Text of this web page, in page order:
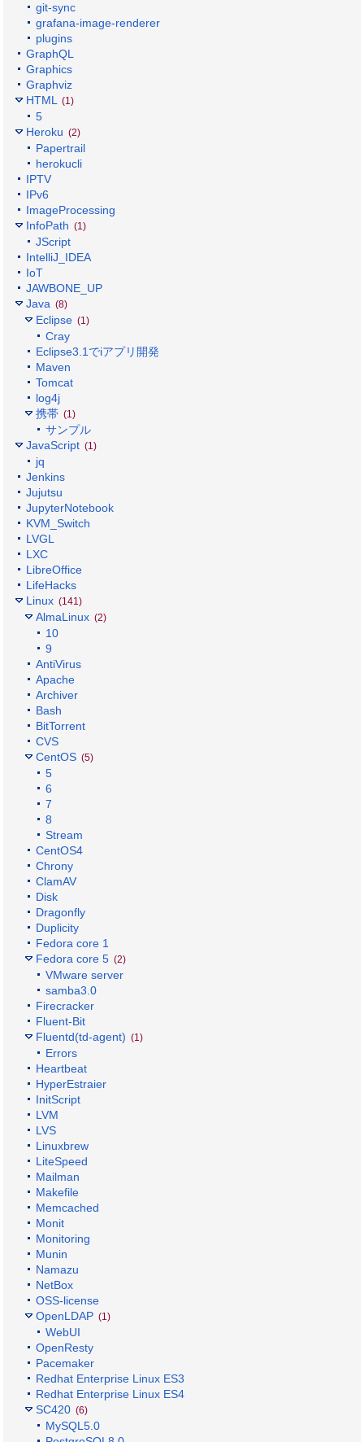
git-sync
grafana-image-renderer
plugins
GraphQL
Graphics
Graphviz
HTML
(1)
5
Heroku (2)
Papertrail
herokucli
IPTV
IPv6
ImageProcessing
InfoPath (1)
JScript
IntelliJ_IDEA
IoT
JAWBONE_UP
Java (8)
Eclipse (1)
Cray
Eclipse3.1でiアプリ開発
Maven
Tomcat
log4j
携帯 (1)
サンプル
JavaScript (1)
jq
Jenkins
Jujutsu
JupyterNotebook
KVM_Switch
LVGL
LXC
LibreOffice
LifeHacks
Linux (141)
AlmaLinux (2)
10
9
AntiVirus
Apache
Archiver
Bash
BitTorrent
CVS
CentOS (5)
5
6
7
8
Stream
CentOS4
Chrony
ClamAV
Disk
Dragonfly
Duplicity
Fedora core 1
Fedora core 5 (2)
VMware server
samba3.0
Firecracker
Fluent-Bit
Fluentd(td-agent) (1)
Errors
Heartbeat
HyperEstraier
InitScript
LVM
LVS
Linuxbrew
LiteSpeed
Mailman
Makefile
Memcached
Monit
Monitoring
Munin
Namazu
NetBox
OSS-license
OpenLDAP (1)
WebUI
OpenResty
Pacemaker
Redhat Enterprise Linux ES3
Redhat Enterprise Linux ES4
SC420 (6)
MySQL5.0